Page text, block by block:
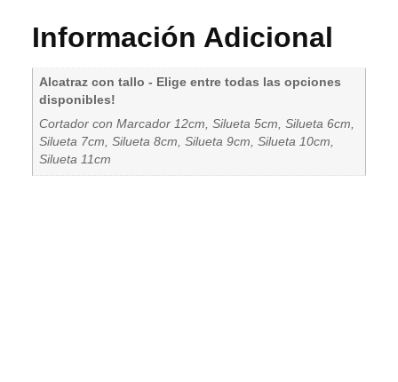
Información Adicional
Alcatraz con tallo - Elige entre todas las opciones
disponibles!
Cortador con Marcador 12cm, Silueta 5cm, Silueta 6cm,
Silueta 7cm, Silueta 8cm, Silueta 9cm, Silueta 10cm,
Silueta 11cm